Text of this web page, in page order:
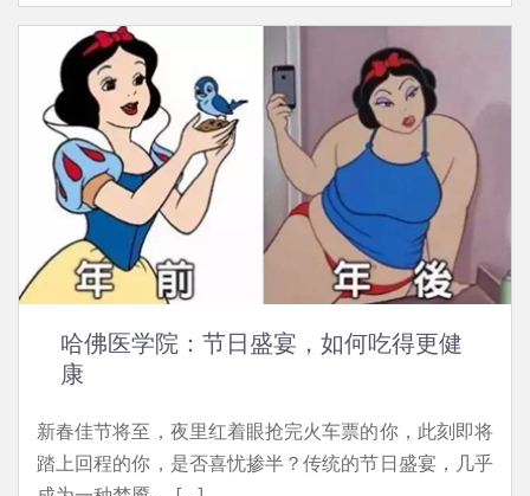
哈佛医学院：节日盛宴，如何吃得更健
康
新春佳节将至，夜里红着眼抢完火车票的你，此刻即将
踏上回程的你，是否喜忧掺半？传统的节日盛宴，几乎